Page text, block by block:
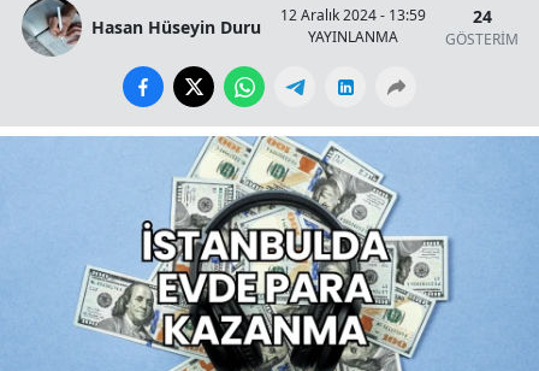
Hasan Hüseyin Duru
12 Aralık 2024 - 13:59
YAYINLANMA
24
GÖSTERİM